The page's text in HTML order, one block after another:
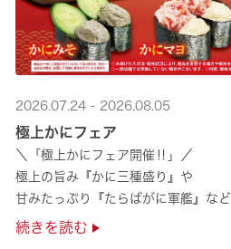
2026.07.24 - 2026.08.05
極上かにフェア
＼「極上かにフェア開催‼」／
極上の旨み『かに三種盛り』や
甘みたっぷり『たらばがに軍艦』など
絶品のかにを味わいつくせる！🦀
続きを読む